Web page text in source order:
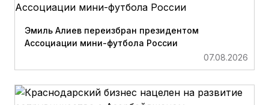
Эмиль Алиев переизбран президентом
Ассоциации мини-футбола России
07.08.2026